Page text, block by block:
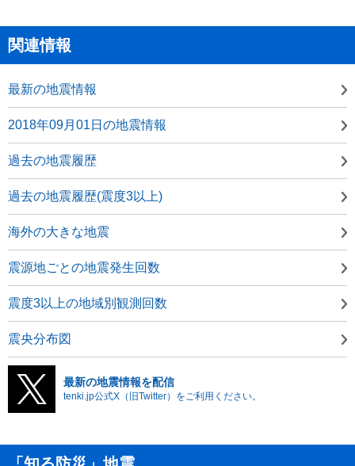
関連情報
最新の地震情報
2018年09月01日の地震情報
過去の地震履歴
過去の地震履歴(震度3以上)
海外の大きな地震
震源地ごとの地震発生回数
震度3以上の地域別観測回数
震央分布図
最新の地震情報を配信
tenki.jp公式X（旧Twitter）をご利用ください。